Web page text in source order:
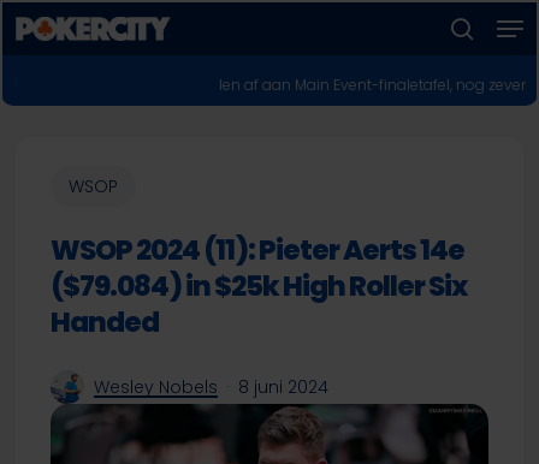
Skip
to
content
Europeanen vallen af aan Main Event-finaletafel, nog zeven kanshebbers
WSOP
WSOP 2024 (11): Pieter Aerts 14e
($79.084) in $25k High Roller Six
Handed
Wesley Nobels 8 juni 2024
sluiten